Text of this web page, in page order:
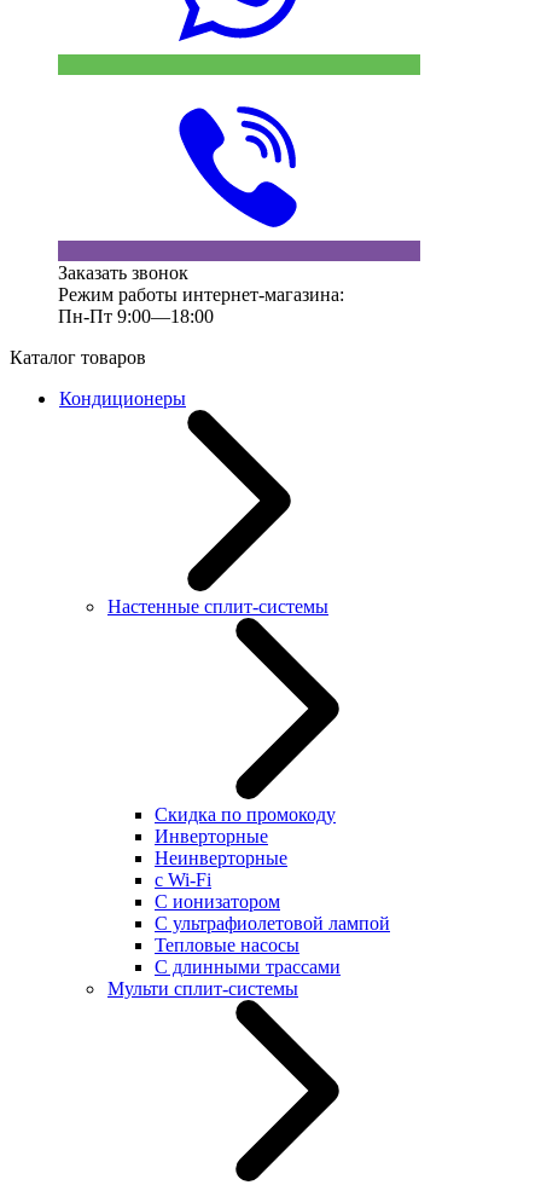
Заказать звонок
Режим работы интернет-магазина:
Пн-Пт 9:00—18:00
Каталог товаров
Кондиционеры
Настенные сплит-системы
Скидка по промокоду
Инверторные
Неинверторные
с Wi-Fi
С ионизатором
С ультрафиолетовой лампой
Тепловые насосы
С длинными трассами
Мульти сплит-системы